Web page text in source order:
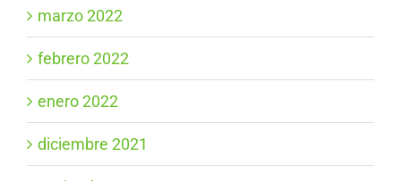
marzo 2022
febrero 2022
enero 2022
diciembre 2021